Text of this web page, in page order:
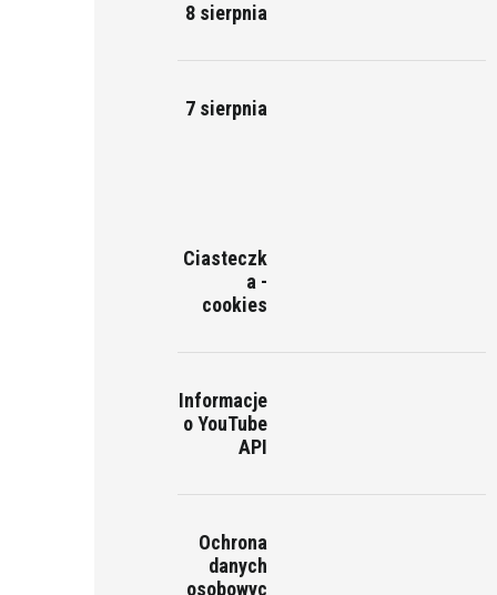
8 sierpnia
7 sierpnia
Ciasteczk
a -
cookies
Informacje
o YouTube
API
Ochrona
danych
osobowyc